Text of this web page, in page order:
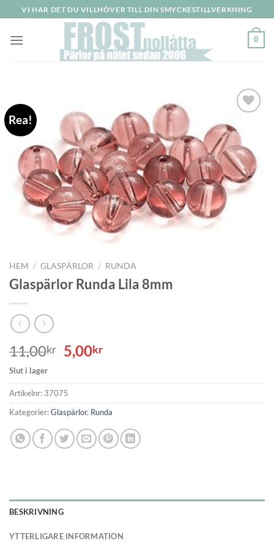
to
content
VI HAR DET DU VILLHÖVER TILL DIN SMYCKESTILLVERKNING
0
Rea!
HEM / GLASPÄRLOR / RUNDA
Glaspärlor Runda Lila 8mm
11,00kr
Det
ursprungliga
priset
var:
11,00kr.
5,00krDet
priset
5,00kr.
Slut i lager
Artikelnr: 37075
Kategorier:Glaspärlor, Runda
BESKRIVNING
YTTERLIGARE INFORMATION